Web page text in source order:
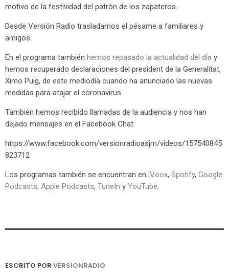
motivo de la festividad del patrón de los zapateros.
Desde Versión Radio trasladamos el pésame a familiares y
amigos.
En el programa también hemos repasado la actualidad del día y
hemos recuperado declaraciones del president de la Generalitat,
Ximo Puig, de este mediodía cuando ha anunciado las nuevas
medidas para atajar el coronavirus.
También hemos recibido llamadas de la audiencia y nos han
dejado mensajes en el Facebook Chat.
https://www.facebook.com/versionradioasjm/videos/157540845
823712
Los programas también se encuentran en iVoox, Spotify, Google
Podcasts, Apple Podcasts, TuneIn y YouTube
ESCRITO POR VERSIONRADIO